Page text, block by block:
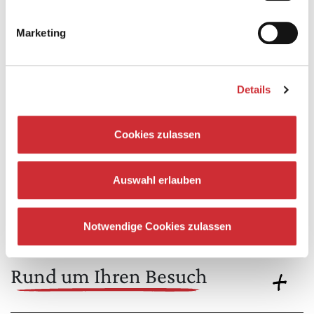
Marketing
Details
Cookies zulassen
Auswahl erlauben
Notwendige Cookies zulassen
Zeiten.
Besetzung
Gamze Kubaşık
Christine Werner
Moderation: Ali Şirin
Rund um Ihren Besuch